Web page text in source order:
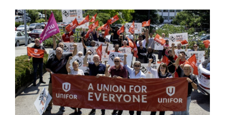
Main
Image
Image